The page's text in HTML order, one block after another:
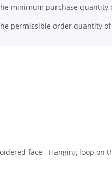
minimum purchase quantity
permissible order quantity
face - Hanging loop on